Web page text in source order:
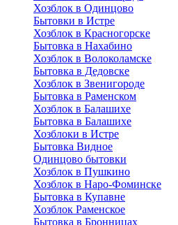
Хозблок в Одинцово
Бытовки в Истре
Хозблок в Красногорске
Бытовка в Нахабино
Хозблок в Волоколамске
Бытовкa в Дедовске
Хозблок в Звенигороде
Бытовка в Раменском
Хозблок в Балашихе
Бытовкa в Балашихе
Хозблоки в Истре
Бытовка Видное
Одинцово бытовки
Хозблок в Пушкино
Хозблок в Наро-Фоминске
Бытовка в Купавне
Хозблок Раменское
Бытовка в Бронницах